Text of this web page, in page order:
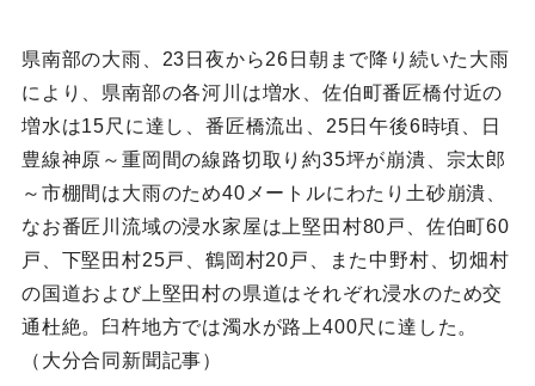
県南部の大雨、23日夜から26日朝まで降り続いた大雨
により、県南部の各河川は増水、佐伯町番匠橋付近の
増水は15尺に達し、番匠橋流出、25日午後6時頃、日
豊線神原～重岡間の線路切取り約35坪が崩潰、宗太郎
～市棚間は大雨のため40メートルにわたり土砂崩潰、
なお番匠川流域の浸水家屋は上堅田村80戸、佐伯町60
戸、下堅田村25戸、鶴岡村20戸、また中野村、切畑村
の国道および上堅田村の県道はそれぞれ浸水のため交
通杜絶。臼杵地方では濁水が路上400尺に達した。
（大分合同新聞記事）